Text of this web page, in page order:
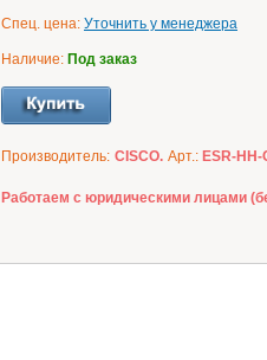
Спец. цена: Уточнить у менеджера
Наличие: Под заказ
Производитель: CISCO. Арт.: ESR-
Работаем с юридическими лицами